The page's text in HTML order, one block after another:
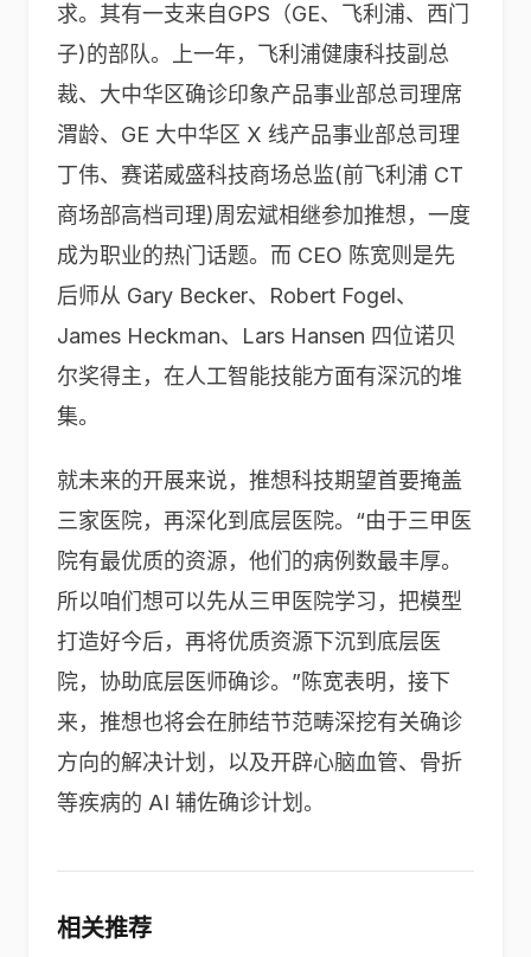
求。其有一支来自GPS（GE、飞利浦、西门
子)的部队。上一年，飞利浦健康科技副总
裁、大中华区确诊印象产品事业部总司理席
渭龄、GE 大中华区 X 线产品事业部总司理
丁伟、赛诺威盛科技商场总监(前飞利浦 CT
商场部高档司理)周宏斌相继参加推想，一度
成为职业的热门话题。而 CEO 陈宽则是先
后师从 Gary Becker、Robert Fogel、
James Heckman、Lars Hansen 四位诺贝
尔奖得主，在人工智能技能方面有深沉的堆
集。
就未来的开展来说，推想科技期望首要掩盖
三家医院，再深化到底层医院。“由于三甲医
院有最优质的资源，他们的病例数最丰厚。
所以咱们想可以先从三甲医院学习，把模型
打造好今后，再将优质资源下沉到底层医
院，协助底层医师确诊。”陈宽表明，接下
来，推想也将会在肺结节范畴深挖有关确诊
方向的解决计划，以及开辟心脑血管、骨折
等疾病的 AI 辅佐确诊计划。
相关推荐